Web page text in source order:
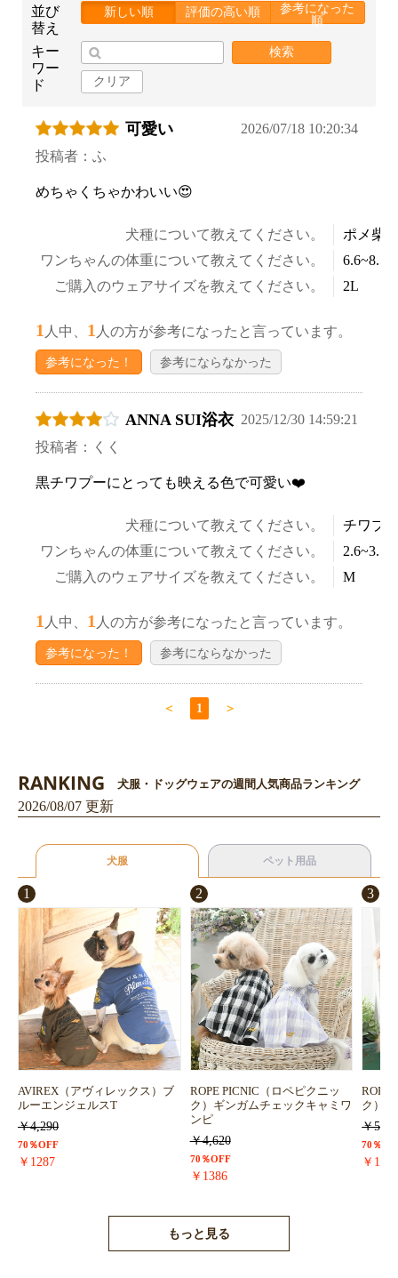
お買い物を続ける カートへ進む
並び
替え
新しい順 評価の高い順
参考になった
順
キー
ワー
ド
検索
クリア
可愛い
2026/07/18 10:20:34
投稿者：ふ
めちゃくちゃかわいい😍
犬種について教えてください。
ポメ柴
ワンちゃんの体重について教えてください。
ご購入のウェアサイズを教えてください。
2L
1 人中、 1 人の方が参考になったと言っています。
参考になった！ 参考にならなかった
ANNA SUI浴衣 2025/12/30 14:59:21
投稿者：くく
黒チワプーにとっても映える色で可愛い❤️
犬種について教えてください。
チワプ
ワンちゃんの体重について教えてください。
ご購入のウェアサイズを教えてください。
M
1 人中、 1 人の方が参考になったと言っています。
参考になった！ 参考にならなかった
＜ 1 ＞
RANKING 犬服・ドッグウェアの週間人気商品ランキング
2026/08/07 更新
犬服 ペット用品
1
AVIREX（アヴィレックス）ブ
ルーエンジェルスT
￥4,290
70％OFF
￥1287
2
ROPE PICNIC（ロペピクニッ
ク）ギンガムチェックキャミワ
ンピ
￥4,620
70％OFF
￥1386
3
ROPE
ク）
￥
70％
￥
もっと見る